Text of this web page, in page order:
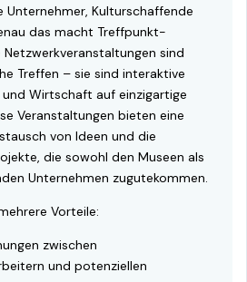
Unternehmer, Kulturschaffende
das macht Treffpunkt-
Netzwerkveranstaltungen sind
Treffen – sie sind interaktive
und Wirtschaft auf einzigartige
Veranstaltungen bieten eine
von Ideen und die
die sowohl den Museen als
Unternehmen zugutekommen.
Vorteile:
zwischen
und potenziellen